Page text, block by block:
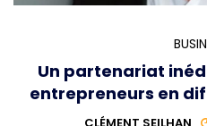
Un partenariat
entrepreneurs en